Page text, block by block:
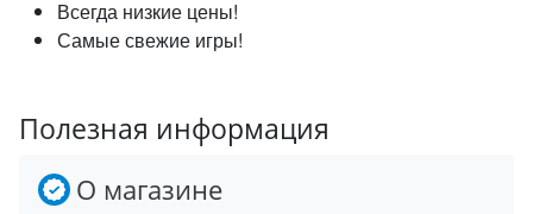
Всегда низкие цены!
Самые свежие игры!
Полезная информация
О магазине